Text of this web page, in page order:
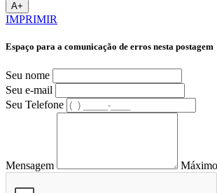
A+
IMPRIMIR
Espaço para a comunicação de erros nesta postagem
Seu nome
Seu e-mail
Seu Telefone
Mensagem